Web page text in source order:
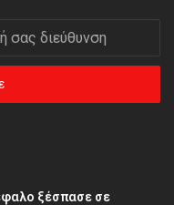
ξέσπασε σε